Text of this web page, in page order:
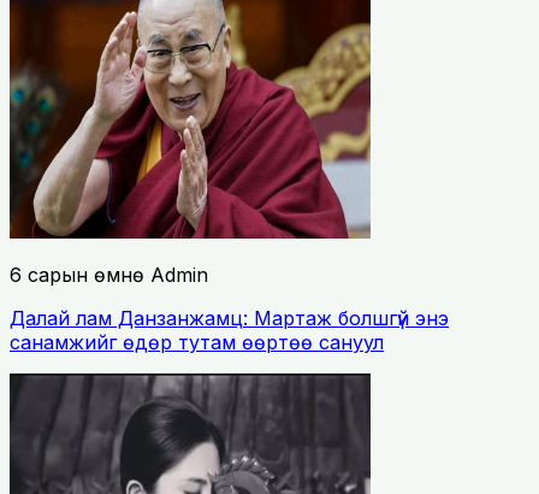
6 сарын өмнө Admin
Далай лам Данзанжамц: Мартаж болшгүй энэ
санамжийг өдөр тутам өөртөө сануул